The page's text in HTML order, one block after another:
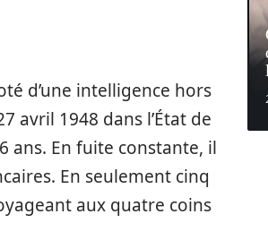
d’une intelligence hors
avril 1948 dans l’État de
ans. En fuite constante, il
En seulement cinq
aux quatre coins